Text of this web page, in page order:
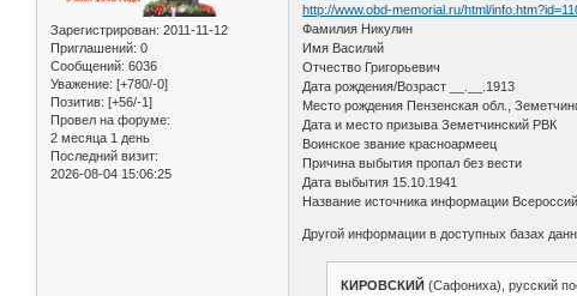
Зарегистрирован: 2011-11-12
Приглашений: 0
Сообщений: 6036
Уважение: [+780/-0]
Позитив: [+56/-1]
Провел на форуме:
2 месяца 1 день
Последний визит:
2026-08-04 15:06:25
http://www.obd-memorial.ru/html/
Фамилия Никулин
Имя Василий
Отчество Григорьевич
Дата рождения/Возраст __.__.1913
Место рождения Пензенская обл.,
Дата и место призыва Земетчинский РВК
Воинское звание красноармеец
Причина выбытия пропал без вести
Дата выбытия 15.10.1941
Название источника информации
Другой информации в доступных базах
КИРОВСКИЙ (Сафониха), русский